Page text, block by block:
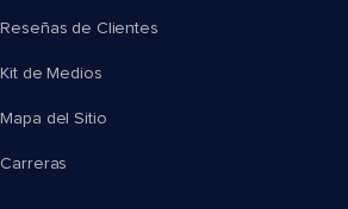
Reseñas de Clientes
Kit de Medios
Mapa del Sitio
Carreras